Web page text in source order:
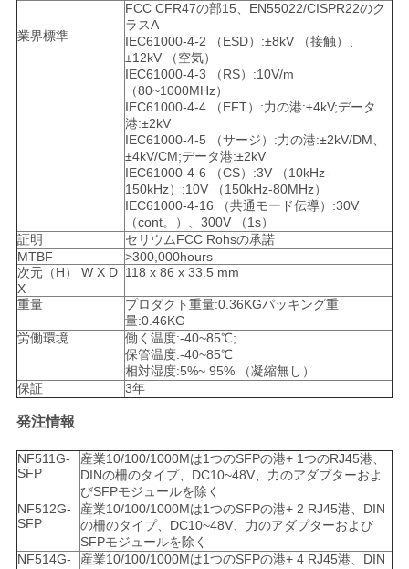
業界標準
FCC CFR47の部15、EN55022/CISPR22のク
ラスA
IEC61000-4-2 （ESD）:±8kV （接触）、
±12kV （空気）
IEC61000-4-3 （RS）:10V/m
（80~1000MHz）
IEC61000-4-4 （EFT）:力の港:±4kV;データ
港:±2kV
IEC61000-4-5 （サージ）:力の港:±2kV/DM、
±4kV/CM;データ港:±2kV
IEC61000-4-6 （CS）:3V （10kHz-
150kHz）;10V （150kHz-80MHz）
IEC61000-4-16 （共通モード伝導）:30V
（cont。）、300V （1s）
証明
セリウムFCC Rohsの承諾
MTBF
>300,000hours
次元（H） W X D
X
118 x 86 x 33.5 mm
重量
プロダクト重量:0.36KGパッキング重
量:0.46KG
労働環境
働く温度:-40~85℃;
保管温度:-40~85℃
相対湿度:5%~ 95% （凝縮無し）
保証
3年
発注情報
NF511G-
SFP
産業10/100/1000Mは1つのSFPの港+ 1つのRJ45港、
DINの柵のタイプ、DC10~48V、力のアダプターおよ
びSFPモジュールを除く
NF512G-
SFP
産業10/100/1000Mは1つのSFPの港+ 2 RJ45港、DIN
の柵のタイプ、DC10~48V、力のアダプターおよび
SFPモジュールを除く
NF514G-
産業10/100/1000Mは1つのSFPの港+ 4 RJ45港、DIN